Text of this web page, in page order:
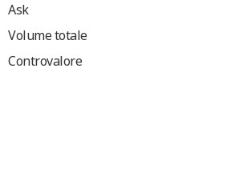
Ask
Volume totale
Controvalore